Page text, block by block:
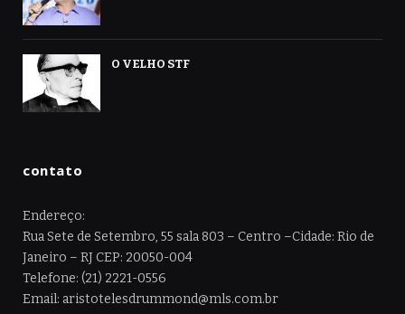
O VELHO STF
contato
Endereço:
Rua Sete de Setembro, 55 sala 803 – Centro –Cidade: Rio de
Janeiro – RJ CEP: 20050-004
Telefone: (21) 2221-0556
Email: aristotelesdrummond@mls.com.br